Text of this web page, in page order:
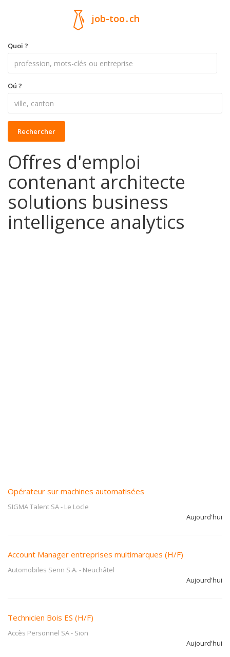
job-too.ch
Quoi ?
Oú ?
Rechercher
Offres d'emploi
contenant architecte
solutions business
intelligence analytics
Opérateur sur machines automatisées
SIGMA Talent SA- Le Locle
Aujourd'hui
Account Manager entreprises multimarques (H/F)
Automobiles Senn S.A. - Neuchâtel
Aujourd'hui
Technicien Bois ES (H/F)
Accès Personnel SA- Sion
Aujourd'hui